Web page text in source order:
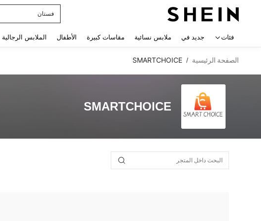
فستان
فئات جديد في ملابس نسائية مقاسات كبيرة الأطفال الملابس الرجالية
الصفحة الرئيسية /
SMARTCHOICE
SMARTCHOICE